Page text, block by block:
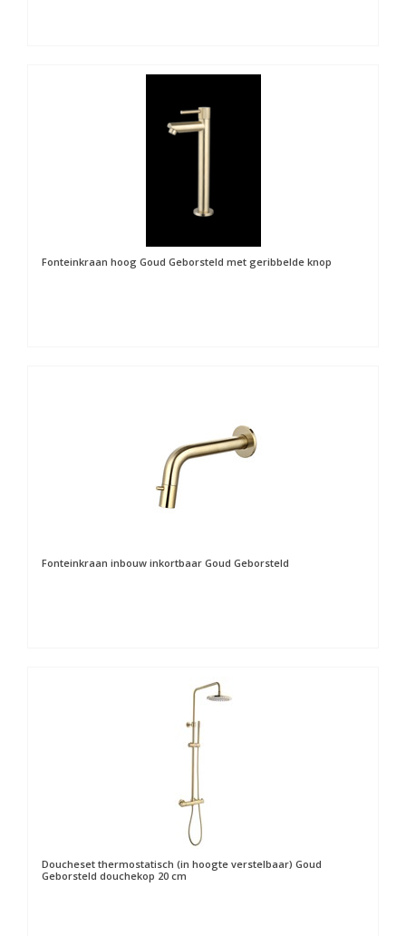
Fonteinkraan hoog Goud Geborsteld met geribbelde knop
Fonteinkraan inbouw inkortbaar Goud Geborsteld
Doucheset thermostatisch (in hoogte verstelbaar) Goud
Geborsteld douchekop 20 cm